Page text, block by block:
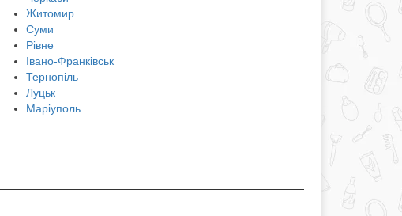
Житомир
Суми
Рівне
Івано-Франківськ
Тернопіль
Луцьк
Маріуполь